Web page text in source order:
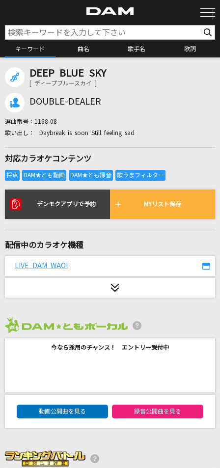
キーワード 曲名 歌手名 歌詞
カラオケ検索
全国りれき
リアルタイムで歌われている曲の一覧
Here
お願い☆デスティニー
井上苑子
DEEP BLUE SKY
[ ディープブルースカイ ]
DOUBLE-DEALER
選曲番号： 1168-08
Daybreak is soon Still feeling sad
対応カラオケコンテンツ
デンモクアプリで予約 MYリスト保存
配信中のカラオケ機種
LIVE DAM WAO!
今なら採用のチャンス！ エントリー受付中
DAM★ともボーカルエントリーランキング
動画公開曲を見る
録音公開曲を見る